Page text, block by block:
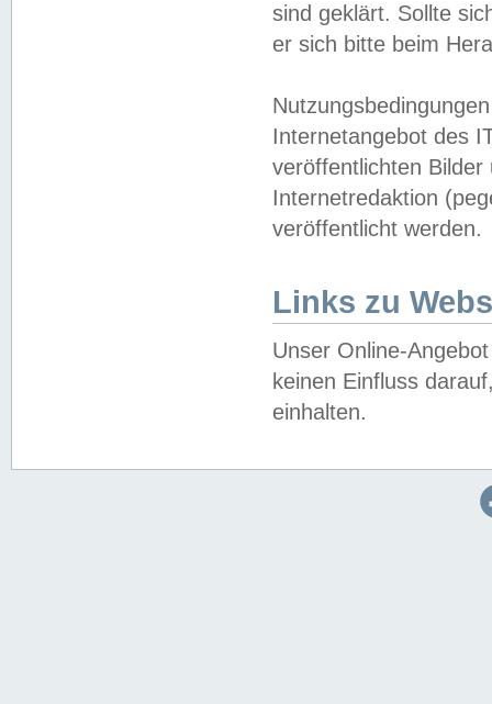
sind geklärt. Sollte
er sich bitte beim
Internetangebot des
veröffentlichten
Internetredaktion
veröffentlicht werden.
Links zu
Unser Online-
keinen Einfluss
einhalten.